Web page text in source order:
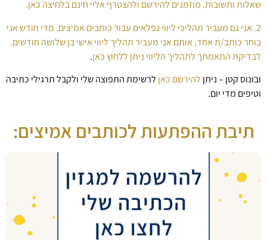
שאלות ותשובות. מוזמנים להירשם ולהצטרף אליי חינם בלחיצה כאן.
2. אני גם מעביר תהליכי ליווי נפלאים עבור כותבים אמיצים. מדי חודש אני
בוחר כותב/ת אחד, אותם אני מעביר תהליך ליווי אישי בן שלושה חודשים.
לבדיקת התאמתך לתהליך הליווי ניתן ללחוץ כאן.
ובונוס קטן – ניתן להירשם כאן לרשימת התפוצה שלי ולקבל תרגילי כתיבה
וטיפים מדי יום.
תיבת ההפתעות לכותבים אמיצים: